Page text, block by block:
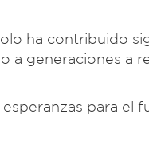
ha contribuido
a generaciones a
para el